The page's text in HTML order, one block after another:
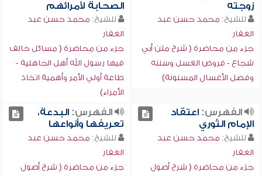
زوجته
للشيخ: محمد حسن عبد
الغفار
جزء من محاضرة ( شرح متن أبي
شجاع - فروض الغسل وسننه
وفصل الأغسال المسنونة)
الصحابة لأمرائهم
للشيخ: محمد حسن عبد
الغفار
جزء من محاضرة ( مسائل خالف
فيها رسول الله أهل الجاهلية -
طاعة أولي الأمر وأهمية اتخاذ
الأمراء)
الفهرس:اعتقاد
الإمام الثوري
للشيخ: محمد حسن عبد
الغفار
جزء من محاضرة ( شرح أصول
الفهرس:البدعة،
تعريفها وأنواعها
للشيخ: محمد حسن عبد
الغفار
جزء من محاضرة ( شرح أصول